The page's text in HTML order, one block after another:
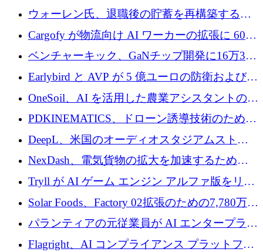
ェントの立ち上げに1,000万ポンドを調達
ウォーレン氏、退職後の貯蓄を再構築するた
めに1,000万ユーロを調達
Cargofy が物流向け AI ワーカーの拡張に 600
万ドルを獲得
ベンチャーキック、GaNチップ開発に16万3千
ユーロでMinisaを支援
Earlybird と AVP が 5 億ユーロの防衛および二
重用途の成長基金である E2D を立ち上げる
OneSoil、AI を活用した農業アシスタントの拡
大に​​ 100 万ユーロを確保
PDKINEMATICS、ドローン誘導技術のために
200 万ユーロを調達
DeepL、米国のオーディオスタジアムストリ
ーミング事業Mixhaloを買収
NexDash、電気貨物の拡大を加速するために
EIT Urban Mobilityから250万ユーロを確保
Tryll が AI ゲーム エンジン アルファ版をリリ
ースし、60 万ドルのプレシード資金を確保
Solar Foods、Factory 02拡張のための7,780万ユ
ーロの資金調達パッケージを獲得
パランティアの元従業員が AI エンタープライ
ズ スタートアップの Conduct に 6,000 万ドル
Flagright、AI コンプライアンス プラットフォ